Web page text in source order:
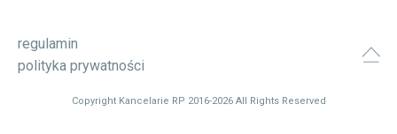
regulamin
polityka prywatności
Copyright Kancelarie RP 2016-2026 All Rights Reserved